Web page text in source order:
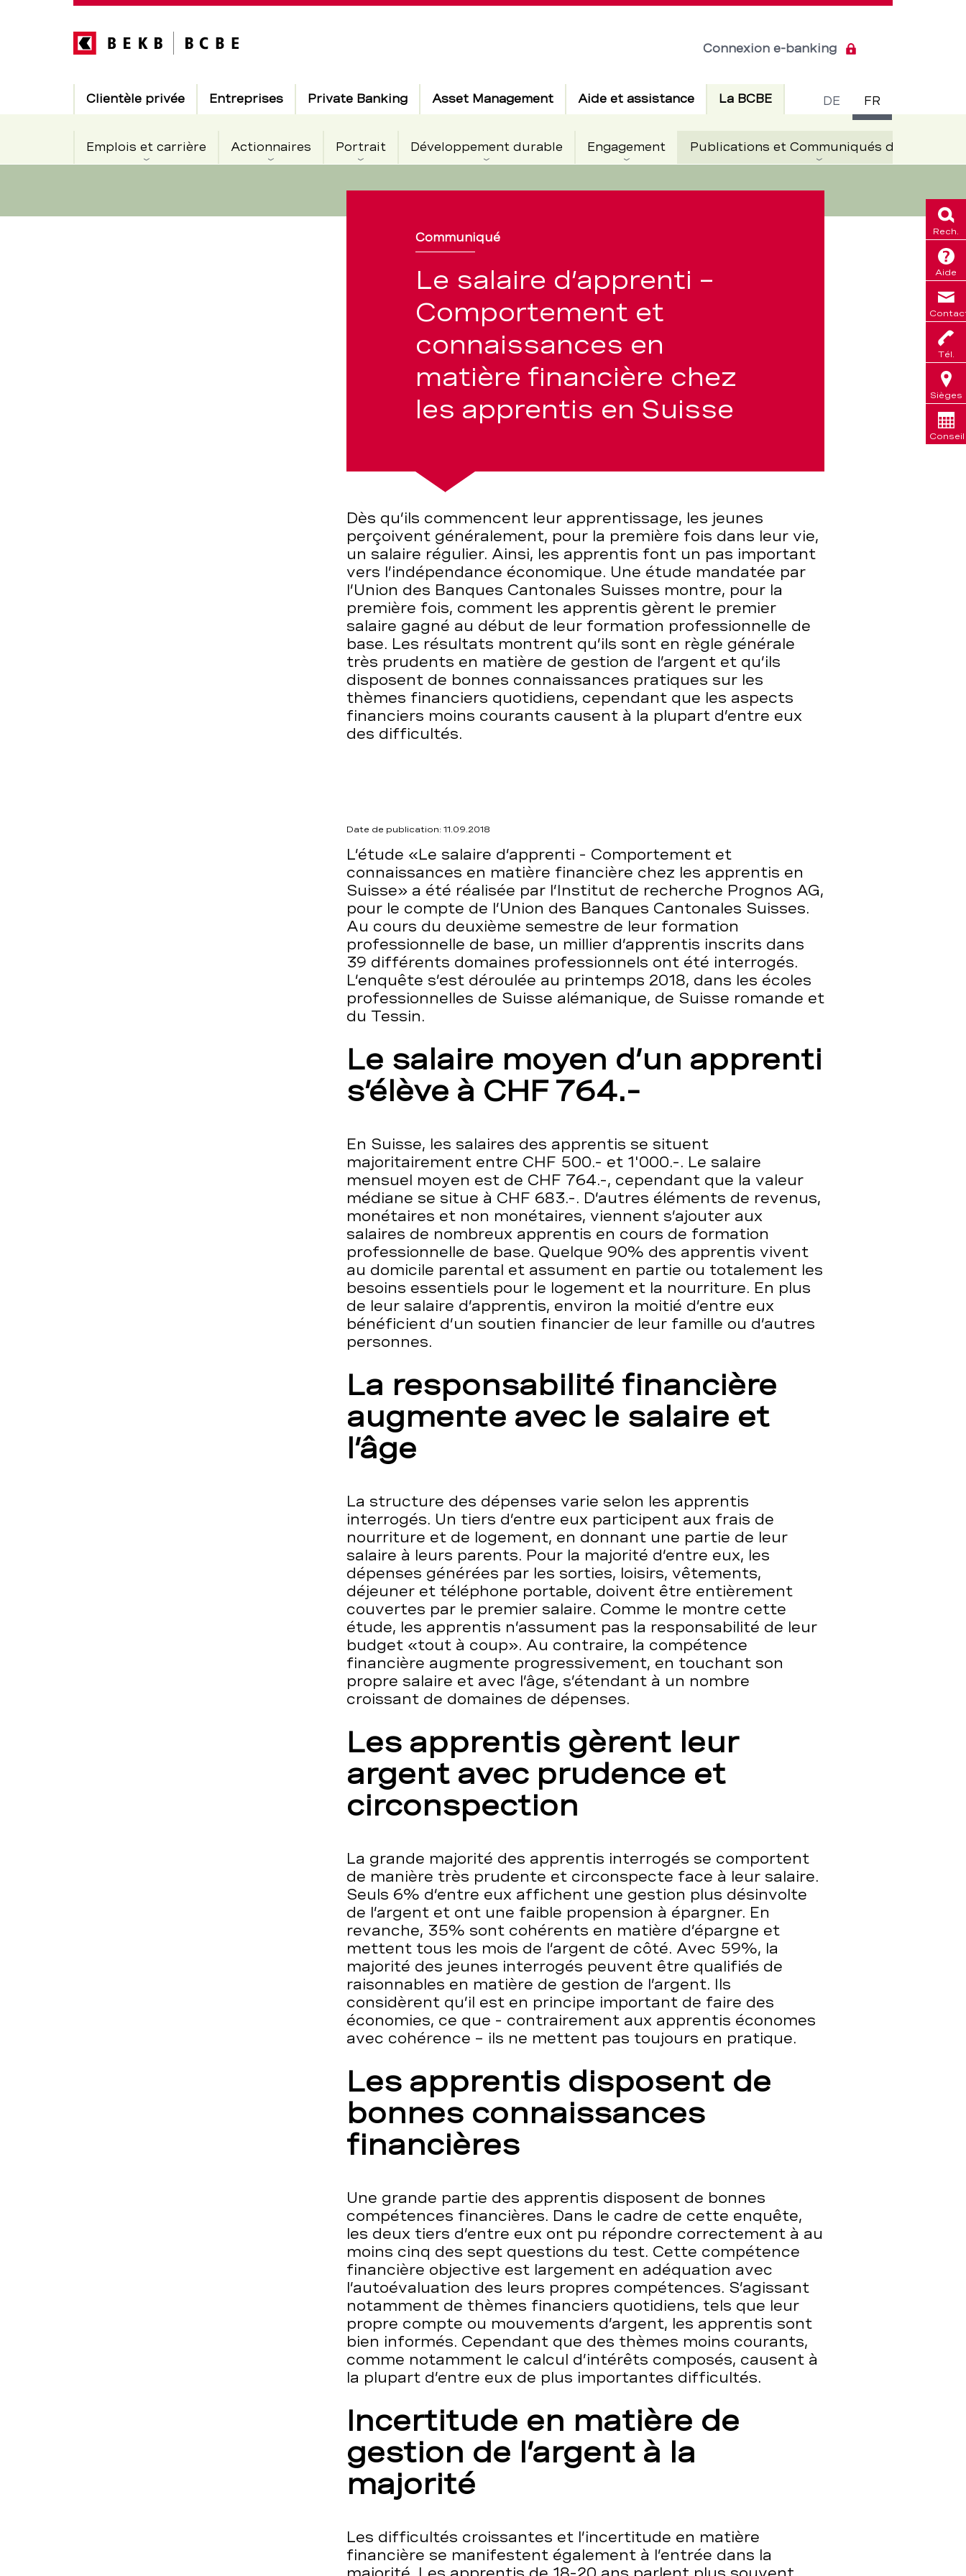
Comportement
connaissances
de
langue
DE FR
Connexion e-banking
Hauptnavigation
Clientèle privée Entreprises Private Banking Asset Management Aide et assistance La BCBEActif
Emplois et carrière Actionnaires Portrait Développement durable Engagement Publications et Communiqués de presse
de
Rech.
Aide
Tél.
Sièges
Conseil
Communiqué
Le salaire d’apprenti –
Comportement et
connaissances en
matière financière chez
les apprentis en Suisse
Dès qu’ils commencent leur apprentissage, les jeunes
perçoivent généralement, pour la première fois dans leur vie,
un salaire régulier. Ainsi, les apprentis font un pas important
vers l’indépendance économique. Une étude mandatée par
l’Union des Banques Cantonales Suisses montre, pour la
première fois, comment les apprentis gèrent le premier
salaire gagné au début de leur formation professionnelle de
base. Les résultats montrent qu’ils sont en règle générale
très prudents en matière de gestion de l’argent et qu’ils
disposent de bonnes connaissances pratiques sur les
thèmes financiers quotidiens, cependant que les aspects
financiers moins courants causent à la plupart d’entre eux
des difficultés.
Date de publication: 11.09.2018
L’étude «Le salaire d’apprenti - Comportement et
connaissances en matière financière chez les apprentis en
Suisse» a été réalisée par l’Institut de recherche Prognos AG,
pour le compte de l’Union des Banques Cantonales Suisses.
Au cours du deuxième semestre de leur formation
professionnelle de base, un millier d’apprentis inscrits dans
39 différents domaines professionnels ont été interrogés.
L’enquête s’est déroulée au printemps 2018, dans les écoles
professionnelles de Suisse alémanique, de Suisse romande et
du Tessin.
Le salaire moyen d’un apprenti
s’élève à CHF 764.-
En Suisse, les salaires des apprentis se situent
majoritairement entre CHF 500.- et 1'000.-. Le salaire
mensuel moyen est de CHF 764.-, cependant que la valeur
médiane se situe à CHF 683.-. D’autres éléments de revenus,
monétaires et non monétaires, viennent s’ajouter aux
salaires de nombreux apprentis en cours de formation
professionnelle de base. Quelque 90% des apprentis vivent
au domicile parental et assument en partie ou totalement les
besoins essentiels pour le logement et la nourriture. En plus
de leur salaire d’apprentis, environ la moitié d’entre eux
bénéficient d’un soutien financier de leur famille ou d’autres
personnes.
La responsabilité financière
augmente avec le salaire et
l’âge
La structure des dépenses varie selon les apprentis
interrogés. Un tiers d’entre eux participent aux frais de
nourriture et de logement, en donnant une partie de leur
salaire à leurs parents. Pour la majorité d‘entre eux, les
dépenses générées par les sorties, loisirs, vêtements,
déjeuner et téléphone portable, doivent être entièrement
couvertes par le premier salaire. Comme le montre cette
étude, les apprentis n’assument pas la responsabilité de leur
budget «tout à coup». Au contraire, la compétence
financière augmente progressivement, en touchant son
propre salaire et avec l’âge, s’étendant à un nombre
croissant de domaines de dépenses.
Les apprentis gèrent leur
argent avec prudence et
circonspection
La grande majorité des apprentis interrogés se comportent
de manière très prudente et circonspecte face à leur salaire.
Seuls 6% d’entre eux affichent une gestion plus désinvolte
de l’argent et ont une faible propension à épargner. En
revanche, 35% sont cohérents en matière d’épargne et
mettent tous les mois de l’argent de côté. Avec 59%, la
majorité des jeunes interrogés peuvent être qualifiés de
raisonnables en matière de gestion de l’argent. Ils
considèrent qu’il est en principe important de faire des
économies, ce que - contrairement aux apprentis économes
avec cohérence – ils ne mettent pas toujours en pratique.
Les apprentis disposent de
bonnes connaissances
financières
Une grande partie des apprentis disposent de bonnes
compétences financières. Dans le cadre de cette enquête,
les deux tiers d’entre eux ont pu répondre correctement à au
moins cinq des sept questions du test. Cette compétence
financière objective est largement en adéquation avec
l’autoévaluation des leurs propres compétences. S’agissant
notamment de thèmes financiers quotidiens, tels que leur
propre compte ou mouvements d’argent, les apprentis sont
bien informés. Cependant que des thèmes moins courants,
comme notamment le calcul d’intérêts composés, causent à
la plupart d’entre eux de plus importantes difficultés.
Incertitude en matière de
gestion de l’argent à la
majorité
Les difficultés croissantes et l’incertitude en matière
financière se manifestent également à l’entrée dans la